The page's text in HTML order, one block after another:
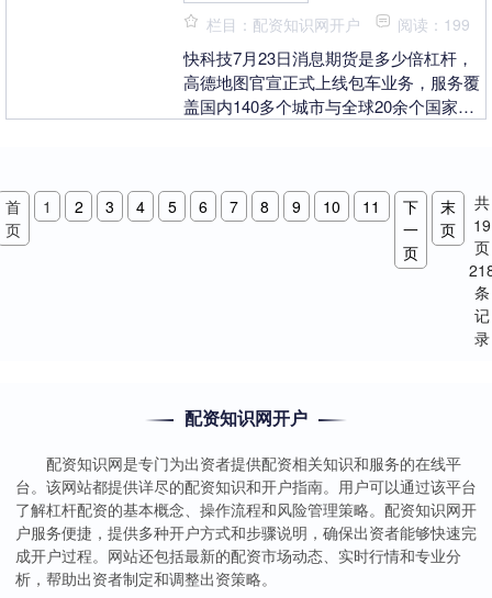
栏目：配资知识网开户 阅读：199
快科技7月23日消息期货是多少倍杠杆，
高德地图官宣正式上线包车业务，服务覆
盖国内140多个城市与全球20余个国家，
首
页
1 2 3 4 5 6 7 8 9 10 11
下
一
页
末
页
共
19
页
条
记
录
配资知识网开户
配资知识网是专门为出资者提供配资相关知识和服务的在线平
台。该网站都提供详尽的配资知识和开户指南。用户可以通过该平台
了解杠杆配资的基本概念、操作流程和风险管理策略。配资知识网开
户服务便捷，提供多种开户方式和步骤说明，确保出资者能够快速完
成开户过程。网站还包括最新的配资市场动态、实时行情和专业分
析，帮助出资者制定和调整出资策略。